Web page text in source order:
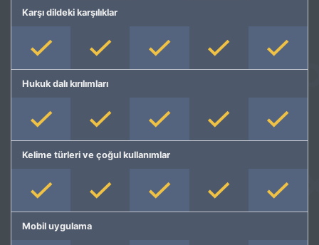
Karşı dildeki karşılıklar
Hukuk dalı kırılımları
Kelime türleri ve çoğul kullanımlar
Mobil uygulama